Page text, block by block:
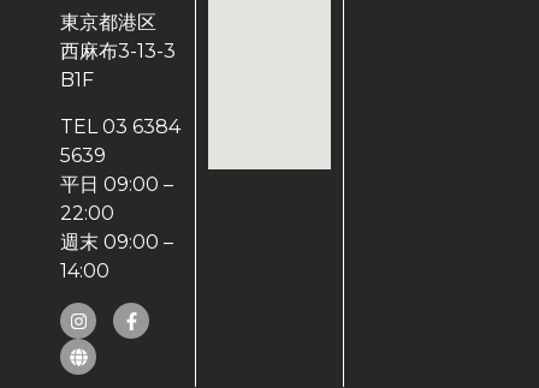
東京都港区
西麻布3-13-3
B1F
TEL 03 6384
5639
平日 09:00 –
22:00
週末 09:00 –
14:00